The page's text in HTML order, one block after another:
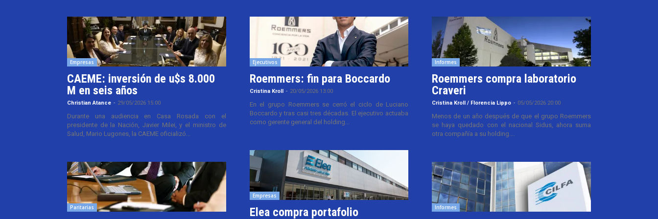
Empresas
CAEME: inversión de u$s 8.000
M en seis años
Christian Atance - 29/05/2026 15:00
Durante una audiencia en Casa Rosada con el
presidente de la Nación, Javier Milei, y el ministro de
Salud, Mario Lugones, la CAEME oficializó...
Paritarias
Ejecutivos
Roemmers: fin para Boccardo
Cristina Kroll - 20/05/2026 13:00
En el grupo Roemmers se cerró el ciclo de Luciano
Boccardo y tras casi tres décadas. El ejecutivo actuaba
como gerente general del holding...
Empresas
Elea compra portafolio
Informes
Roemmers compra laboratorio
Craveri
Cristina Kroll / Florencia Lippo - 05/05/2026 20:00
Menos de un año después de que el grupo Roemmers
se haya quedado con el nacional Sidus, ahora suma
otra compañía a su holding....
Informes